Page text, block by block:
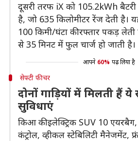
दूसरी तरफ iX को 105.2kWh
है, जो 635 किलोमीटर रेंज देती है।
100 किमी/घंटा की रफ्तार पकड़
से 35 मिनट में फुल चार्ज हो जाती है।
आपने 60% पढ़ लिया है
सेफ्टी फीचर
दोनों गाड़ियों में मिलती हैं ये
सुविधाएं
किआ की इलेक्ट्रिक SUV 10
कंट्रोल, व्हीकल स्टेबिलिटी मैनेजमेंट,